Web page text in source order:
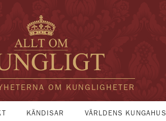
OM KUNGLIGHETER
KÄNDISAR VÄRLDENS KUNGAHUS